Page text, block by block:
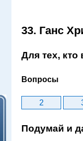
33. Ганс
Для тех, кто
Вопросы
2
Подумай и